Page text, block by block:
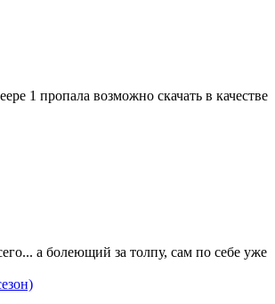
1 пропала возможно скачать в качестве
а болеющий за толпу, сам по себе уже